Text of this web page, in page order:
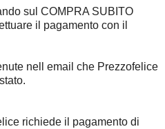
sul COMPRA SUBITO
il pagamento con il
nell email che Prezzofelice
richiede il pagamento di